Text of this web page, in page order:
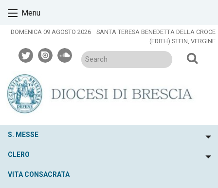
content
Menu
DOMENICA 09 AGOSTO 2026
SANTA TERESA BENEDETTA DELLA CROCE
(EDITH) STEIN, VERGINE
twitterissuusoundcloud
S. MESSE
CLERO
VITA CONSACRATA